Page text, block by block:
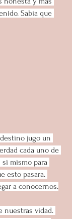
Sabia que
jugo un
cada uno de
mismo para
esto pasara.
a conocernos.
nuestras vidad.